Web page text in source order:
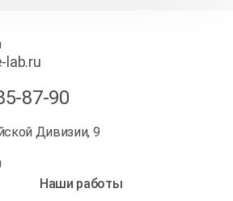
lab.ru
87-90
Дивизии, 9
Наши работы